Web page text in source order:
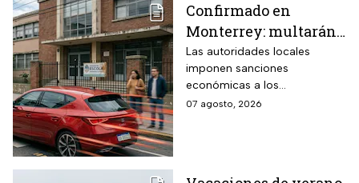
Confirmado en
Monterrey: multarán
a conductores que
superen este límite de
velocidad en zonas
escolares
Las autoridades locales
imponen sanciones
económicas a los
automovilistas que rebasen la
07 agosto, 2026